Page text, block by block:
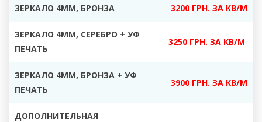
ЗЕРКАЛО 4ММ, БРОНЗА 3200 ГРН. ЗА КВ/М
ЗЕРКАЛО 4ММ, СЕРЕБРО + УФ
ПЕЧАТЬ
3250 ГРН. ЗА КВ/М
ЗЕРКАЛО 4ММ, БРОНЗА + УФ
ПЕЧАТЬ
3900 ГРН. ЗА КВ/М
ДОПОЛНИТЕЛЬНАЯ